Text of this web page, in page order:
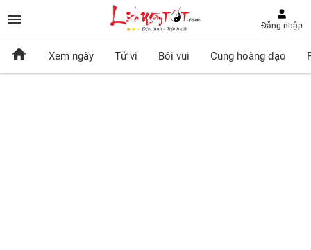
Đăng nhập
Xem ngày Tử vi Bói vui Cung hoàng đạo